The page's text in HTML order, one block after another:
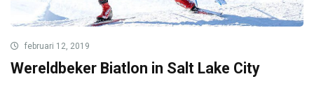
februari 12, 2019
Wereldbeker Biatlon in Salt Lake City